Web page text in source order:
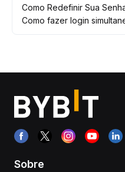
Como Redefinir Sua
Como fazer login
Sobre